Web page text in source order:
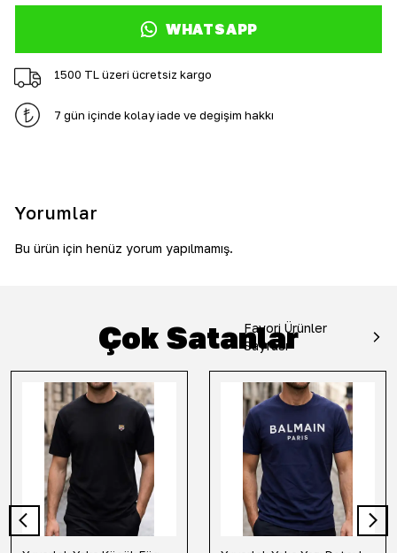
WHATSAPP
1500 TL üzeri ücretsiz kargo
7 gün içinde kolay iade ve değişim hakkı
Yorumlar
Bu ürün için henüz yorum yapılmamış.
Çok Satanlar
Favori Ürünler
Sayfası